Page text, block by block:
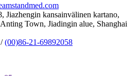
Jiazhengin kansainvälinen kartano,
Town, Jiadingin alue, Shanghai
/(00)86-21-69892058